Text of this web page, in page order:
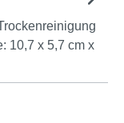
10,7 x 5,7 cm x